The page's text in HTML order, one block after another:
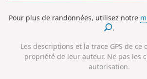
Pour plus de randonnées, utilisez notre
.
Les descriptions et la trace GPS de
propriété de leur auteur. Ne pas les
autorisation.